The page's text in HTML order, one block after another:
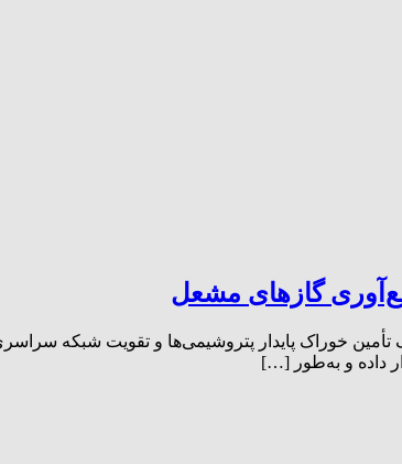
تأمین خوراک پایدار پتروشیمی‌ها و تقویت شبکه
داده و به‌طور […]